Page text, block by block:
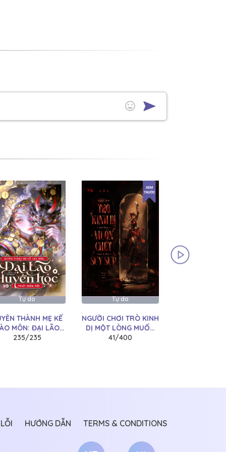
Tự do
THÀNH MẸ KẾ
MÔN: ĐẠI LÃO
HUYỀN HỌC PHÁT
235/235
Tự do
NGƯỜI CHƠI TRÒ KINH
DỊ MỘT LÒNG MUỐN
CHẾT, QUỶ DỊ ĐỀU
41/400
HƯỚNG DẪN TERMS & CONDITIONS